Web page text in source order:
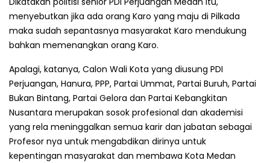
menyebutkan jika ada orang Karo yang maju di Pilkada
maka sudah sepantasnya masyarakat Karo mendukung
bahkan memenangkan orang Karo.
Apalagi, katanya, Calon Wali Kota yang diusung PDI
Perjuangan, Hanura, PPP, Partai Ummat, Partai Buruh, Partai
Bukan Bintang, Partai Gelora dan Partai Kebangkitan
Nusantara merupakan sosok profesional dan akademisi
yang rela meninggalkan semua karir dan jabatan sebagai
Profesor nya untuk mengabdikan dirinya untuk
kepentingan masyarakat dan membawa Kota Medan